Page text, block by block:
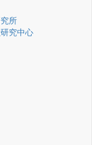
所
究中心